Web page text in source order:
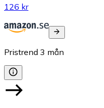
126 kr
Pristrend 3 mån